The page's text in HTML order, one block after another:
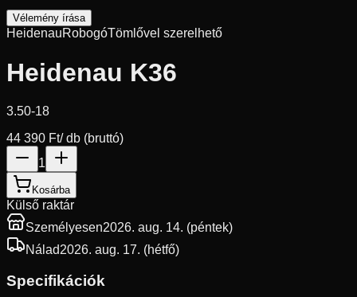
Vélemény írása
HeidenauRobogóTömlővel szerelhető
Heidenau K36
3.50-18
44 390 Ft/ db (bruttó)
1
Kosárba
Külső raktár
Személyesen2026. aug. 14. (péntek)
Nálad2026. aug. 17. (hétfő)
Specifikációk